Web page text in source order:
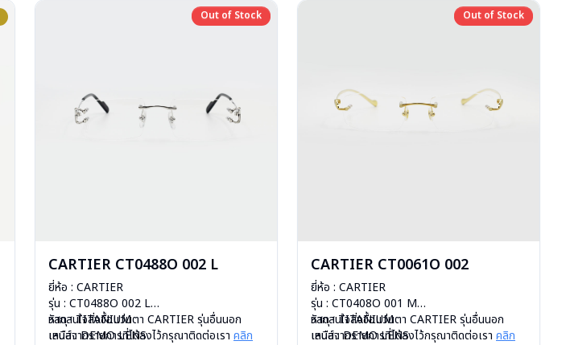
Out of Stock
Out of Stock
CARTIER CT0488O 002 L
ยี่ห้อ : CARTIER
รุ่น : CT0488O 002 L
วัสดุ : TITANIUM
เลนส์ : DEMO LENS
หากสนใจสั่งชื้อแว่นตา CARTIER รุ่นอื่นนอก
เหนือจากรายการที่ได้ลงไว้กรุณาติดต่อเรา คลิก
Out of Stock
Out of Stock
CARTIER CT0061O 002
ยี่ห้อ : CARTIER
รุ่น : CT0408O 001 M
วัสดุ : TITANIUM
เลนส์ : DEMO LENS
หากสนใจสั่งชื้อแว่นตา CARTIER รุ่นอื่นนอก
เหนือจากรายการที่ได้ลงไว้กรุณาติดต่อเรา คลิก